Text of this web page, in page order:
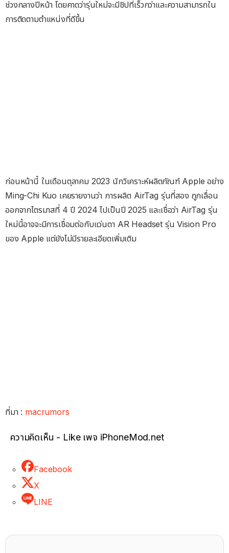
ช่วงกลางปีหน้า โดยคาดว่ารุ่นใหม่จะมีชิปที่เร็วกว่าและความสามารถใน
การติดตามตำแหน่งที่ดีขึ้น
ก่อนหน้านี้ ในเดือนตุลาคม 2023 นักวิเคราะห์ผลิตภัณฑ์ Apple อย่าง
Ming-Chi Kuo เคยรายงานว่า การผลิต AirTag รุ่นที่สอง ถูกเลื่อน
ออกจากไตรมาสที่ 4 ปี 2024 ไปเป็นปี 2025 และเชื่อว่า AirTag รุ่น
ใหม่นี้อาจจะมีการเชื่อมต่อกับแว่นตา AR Headset รุ่น Vision Pro
ของ Apple แต่ยังไม่มีรายละเอียดเพิ่มเติม
ที่มา : macrumors
ความคิดเห็น - Like เพจ iPhoneMod.net
Facebook
X
LINE